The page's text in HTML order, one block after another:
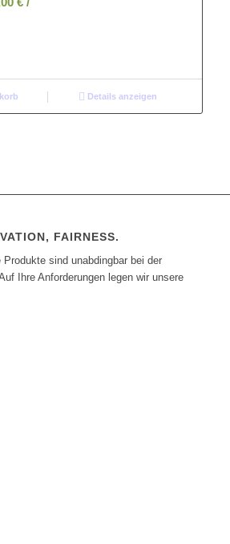
Details anzeigen
FAIRNESS.
sind unabdingbar bei der
Ihre Anforderungen legen wir unsere